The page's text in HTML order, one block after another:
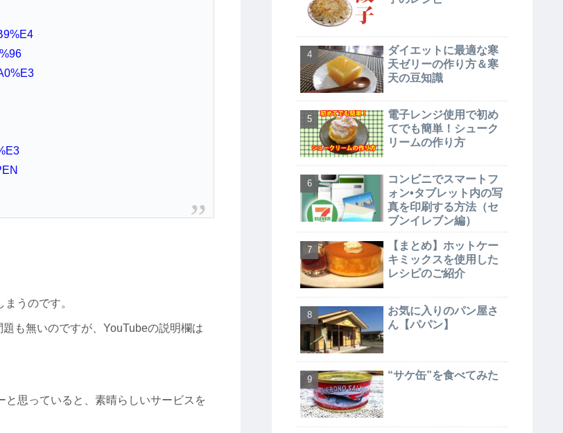
うのです。
も無いのですが、YouTubeの説明欄は
思っていると、素晴らしいサービスを
ダイエットに最適な寒
天ゼリーの作り方＆寒
天の豆知識
電子レンジ使用で初め
てでも簡単！シューク
リームの作り方
コンビニでスマートフ
ォン•タブレット内の写
真を印刷する方法（セ
ブンイレブン編）
【まとめ】ホットケー
キミックスを使用した
レシピのご紹介
お気に入りのパン屋さ
ん【パパン】
“サケ缶”を食べてみた